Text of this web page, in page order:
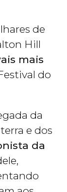
de
Hill
mais
do
da
e dos
da